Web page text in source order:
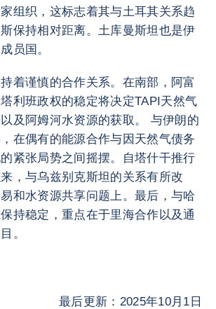
组织，这标志着其与土耳其关系趋
保持相对距离。土库曼斯坦也是伊
员国。
着谨慎的合作关系。在南部，阿富
利班政权的稳定将决定TAPI天然气
及阿姆河水资源的获取。 与伊朗的
在偶有的能源合作与因天然气债务
紧张局势之间摇摆。自塔什干推行
，与乌兹别克斯坦的关系有所改
和水资源共享问题上。最后，与哈
持稳定，重点在于里海合作以及通
。
最后更新：2025年10月1日